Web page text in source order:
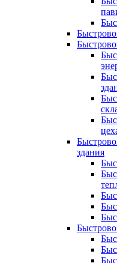
здания